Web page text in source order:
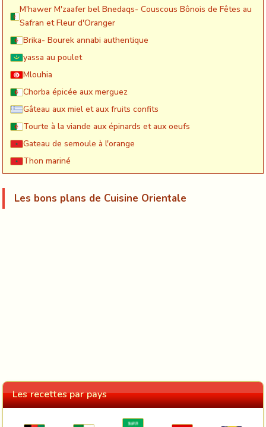
M'hawer M'zaafer bel Bnedaqs- Couscous Bônois de Fêtes au
Safran et Fleur d'Oranger
Brika- Bourek annabi authentique
yassa au poulet
Mlouhia
Chorba épicée aux merguez
Gâteau aux miel et aux fruits confits
Tourte à la viande aux épinards et aux oeufs
Gateau de semoule à l'orange
Thon mariné
Les bons plans de Cuisine Orientale
Les recettes par pays